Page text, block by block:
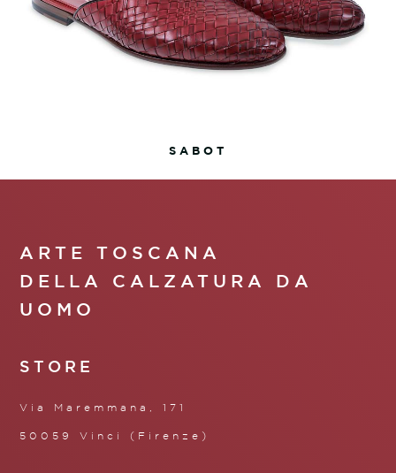
SABOT
ARTE TOSCANA
DELLA CALZATURA DA
UOMO
STORE
Via Maremmana, 171
50059 Vinci (Firenze)